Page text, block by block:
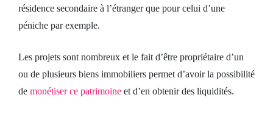
résidence secondaire à l’étranger que pour celui d’une
péniche par exemple.
Les projets sont nombreux et le fait d’être propriétaire d’un
ou de plusieurs biens immobiliers permet d’avoir la possibilité
de monétiser ce patrimoine et d’en obtenir des liquidités.